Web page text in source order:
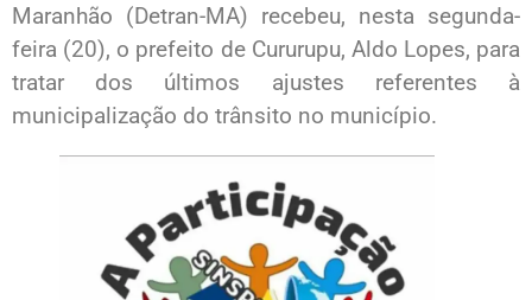
Maranhão (Detran-MA) recebeu, nesta segunda-
feira (20), o prefeito de Cururupu, Aldo Lopes, para
tratar dos últimos ajustes referentes à
municipalização do trânsito no município.